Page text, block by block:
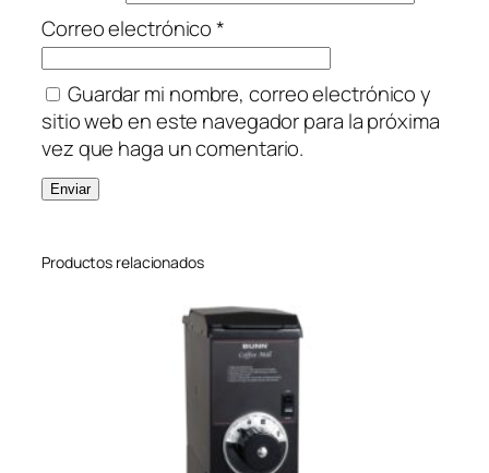
d
d
Correo electrónico*
Guardar mi nombre, correo electrónico y
sitio web en este navegador para la próxima
vez que haga un comentario.
Productos relacionados